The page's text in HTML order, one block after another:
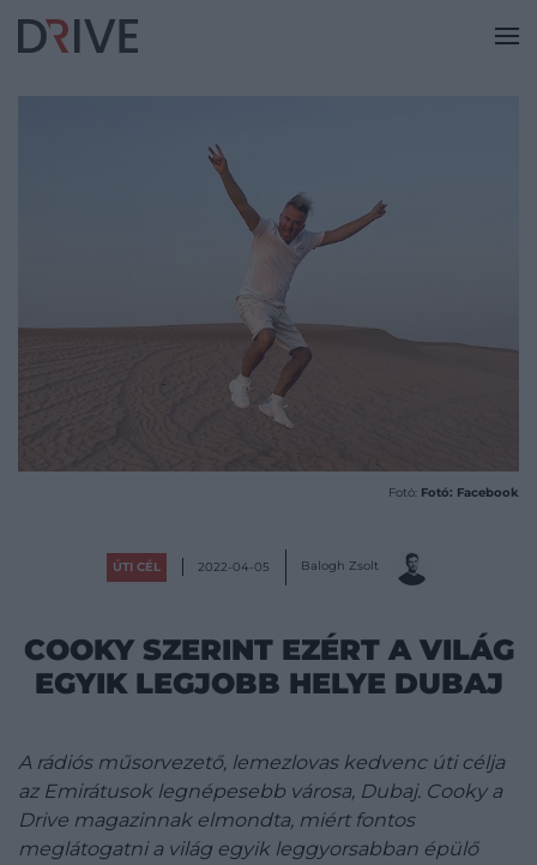
Fotó: Fotó: Facebook
ÚTI CÉL 2022-04-05 Balogh Zsolt
COOKY SZERINT EZÉRT A VILÁG
EGYIK LEGJOBB HELYE DUBAJ
A rádiós műsorvezető, lemezlovas kedvenc úti célja
az Emirátusok legnépesebb városa, Dubaj. Cooky a
Drive magazinnak elmondta, miért fontos
meglátogatni a világ egyik leggyorsabban épülő